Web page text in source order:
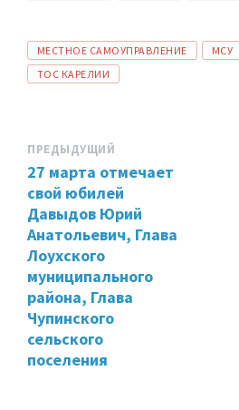
ТЕГИ:
МЕСТНОЕ САМОУПРАВЛЕНИЕ МСУ
ТОС КАРЕЛИИ
ПРЕДЫДУЩИЙ
27 марта отмечает
свой юбилей
Давыдов Юрий
Анатольевич, Глава
Лоухского
муниципального
района, Глава
Чупинского
сельского
поселения